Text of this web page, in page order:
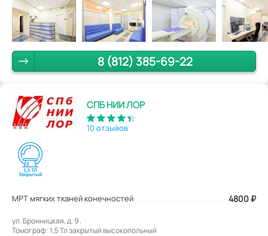
8 (812) 385-69-22
СПБ НИИ ЛОР
10 отзывов
МРТ мягких тканей конечностей 4800 ₽
ул. Бронницкая, д. 9 .
Томограф: 1,5 Тл закрытый высокопольный